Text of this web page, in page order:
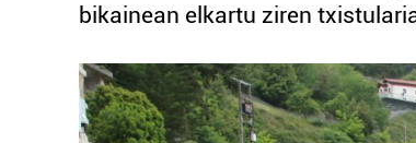
bikainean elkartu ziren